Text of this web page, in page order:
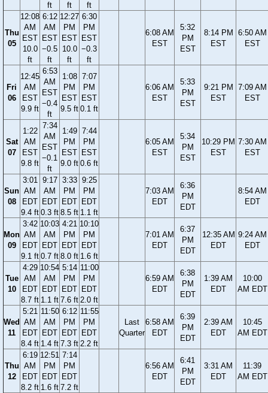
ft
ft
ft
Thu
05
12:08
AM
EST
10.0
ft
6:12
AM
EST
−0.5
ft
12:27
PM
EST
10.0
ft
6:30
PM
EST
−0.3
ft
6:08 AM
EST
5:32
PM
EST
8:14 PM
EST
6:50 AM
EST
Fri
06
12:45
AM
EST
9.9 ft
6:53
AM
EST
−0.4
ft
1:08
PM
EST
9.5 ft
7:07
PM
EST
0.1 ft
6:06 AM
EST
5:33
PM
EST
9:21 PM
EST
7:09 AM
EST
Sat
07
1:22
AM
EST
9.8 ft
7:34
AM
EST
−0.1
ft
1:49
PM
EST
9.0 ft
7:44
PM
EST
0.6 ft
6:05 AM
EST
5:34
PM
EST
10:29 PM
EST
7:30 AM
EST
Sun
08
3:01
AM
EDT
9.4 ft
9:17
AM
EDT
0.3 ft
3:33
PM
EDT
8.5 ft
9:25
PM
EDT
1.1 ft
7:03 AM
EDT
6:36
PM
EDT
8:54 AM
EDT
Mon
09
3:42
AM
EDT
9.1 ft
10:03
AM
EDT
0.7 ft
4:21
PM
EDT
8.0 ft
10:10
PM
EDT
1.6 ft
7:01 AM
EDT
6:37
PM
EDT
12:35 AM
EDT
9:24 AM
EDT
Tue
10
4:29
AM
EDT
8.7 ft
10:54
AM
EDT
1.1 ft
5:14
PM
EDT
7.6 ft
11:00
PM
EDT
2.0 ft
6:59 AM
EDT
6:38
PM
EDT
1:39 AM
EDT
10:00
AM EDT
Wed
11
5:21
AM
EDT
8.4 ft
11:50
AM
EDT
1.4 ft
6:12
PM
EDT
7.3 ft
11:55
PM
EDT
2.2 ft
Last
Quarter
6:58 AM
EDT
6:39
PM
EDT
2:39 AM
EDT
10:45
AM EDT
Thu
12
6:19
AM
EDT
8.2 ft
12:51
PM
EDT
1.6 ft
7:14
PM
EDT
7.2 ft
6:56 AM
EDT
6:41
PM
EDT
3:31 AM
EDT
11:39
AM EDT